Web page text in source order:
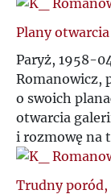
Plany
Paryż, 1958-
Romanowicz,
o swoich
otwarcia
i rozmowę na
Trudny poród,